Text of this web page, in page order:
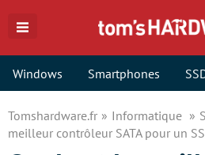
Windows Smartphones
Tomshardware.fr Informatique
meilleur contrôleur SATA pour un